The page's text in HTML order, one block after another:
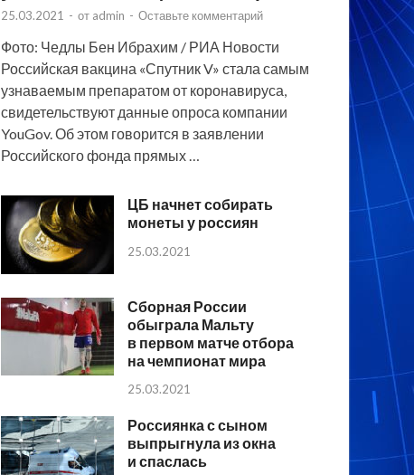
25.03.2021 - от admin - Оставьте комментарий
Фото: Чедлы Бен Ибрахим / РИА Новости
Российская вакцина «Спутник V» стала самым
узнаваемым препаратом от коронавируса,
свидетельствуют данные опроса компании
YouGov. Об этом говорится в заявлении
Российского фонда прямых …
ЦБ начнет собирать
монеты у россиян
25.03.2021
Сборная России
обыграла Мальту
в первом матче отбора
на чемпионат мира
25.03.2021
Россиянка с сыном
выпрыгнула из окна
и спаслась